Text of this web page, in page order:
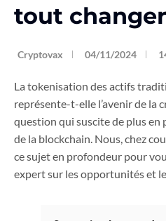
tout
Cryptovax 04/11/2024
La tokenisation des actifs
représente-t-elle l’avenir de la
question qui suscite de plus en
de la blockchain. Nous, chez
ce sujet en profondeur pour
expert sur les opportunités et